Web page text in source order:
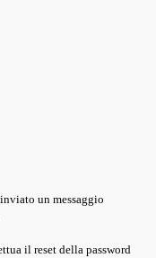
un messaggio
il reset della password